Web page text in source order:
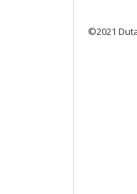
©2021